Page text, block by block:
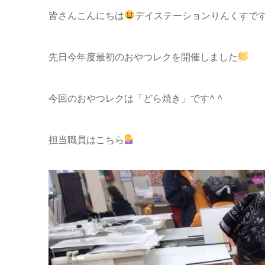
皆さんこんにちは デイステーションりんくすで
先日今年度最初のおやつレクを開催しました
今回のおやつレクは「どら焼き」です^ ^
担当職員はこちら